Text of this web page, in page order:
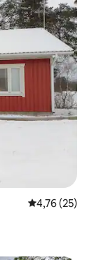
საშუალო
4,76 (25)